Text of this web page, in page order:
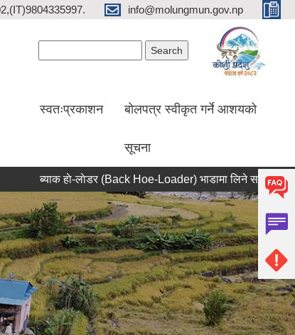
info@molungmun.gov.np
स्वतःप्रकाशन बोलपत्र स्वीकृत गर्ने आशयको
सूचना
ब्याक हाे-लाेडर (Back Hoe-Loader) भाडामा लिने सम्बन्धी सूचना